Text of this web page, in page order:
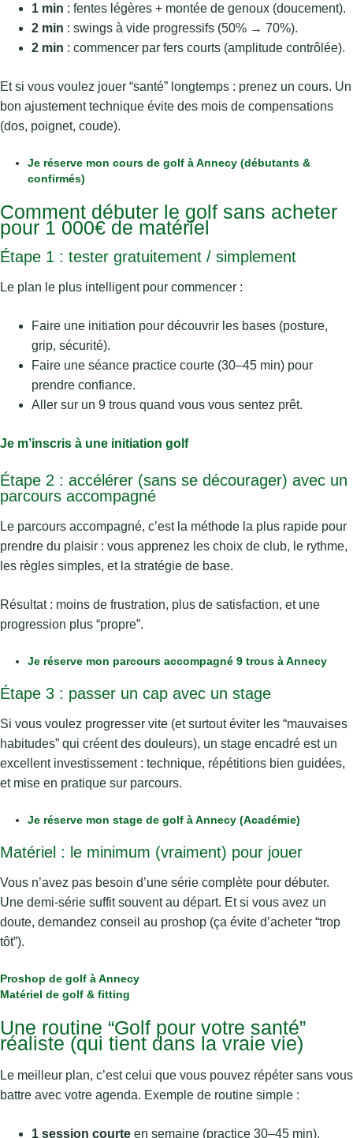
1 min : fentes légères + montée de genoux (doucement).
2 min : swings à vide progressifs (50% → 70%).
2 min : commencer par fers courts (amplitude contrôlée).
Et si vous voulez jouer “santé” longtemps : prenez un cours. Un
bon ajustement technique évite des mois de compensations
(dos, poignet, coude).
Je réserve mon cours de golf à Annecy (débutants &
confirmés)
Comment débuter le golf sans acheter
pour 1 000€ de matériel
Étape 1 : tester gratuitement / simplement
Le plan le plus intelligent pour commencer :
Faire une initiation pour découvrir les bases (posture,
grip, sécurité).
Faire une séance practice courte (30–45 min) pour
prendre confiance.
Aller sur un 9 trous quand vous vous sentez prêt.
Je m’inscris à une initiation golf
Étape 2 : accélérer (sans se décourager) avec un
parcours accompagné
Le parcours accompagné, c’est la méthode la plus rapide pour
prendre du plaisir : vous apprenez les choix de club, le rythme,
les règles simples, et la stratégie de base.
Résultat : moins de frustration, plus de satisfaction, et une
progression plus “propre”.
Je réserve mon parcours accompagné 9 trous à Annecy
Étape 3 : passer un cap avec un stage
Si vous voulez progresser vite (et surtout éviter les “mauvaises
habitudes” qui créent des douleurs), un stage encadré est un
excellent investissement : technique, répétitions bien guidées,
et mise en pratique sur parcours.
Je réserve mon stage de golf à Annecy (Académie)
Matériel : le minimum (vraiment) pour jouer
Vous n’avez pas besoin d’une série complète pour débuter.
Une demi-série suffit souvent au départ. Et si vous avez un
doute, demandez conseil au proshop (ça évite d’acheter “trop
tôt”).
Proshop de golf à Annecy
Matériel de golf & fitting
Une routine “Golf pour votre santé”
réaliste (qui tient dans la vraie vie)
Le meilleur plan, c’est celui que vous pouvez répéter sans vous
battre avec votre agenda. Exemple de routine simple :
1 session courte en semaine (practice 30–45 min).